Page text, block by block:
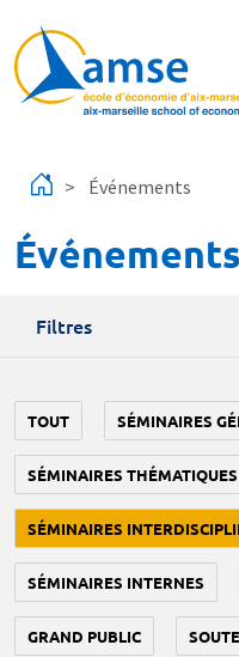
Événements
Événements
Filtres
TOUT SÉMINAIRES
SÉMINAIRES THÉMATIQUES
SÉMINAIRES
SÉMINAIRES INTERNES
GRAND PUBLIC